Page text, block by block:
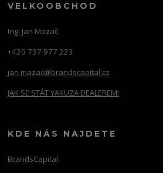
VELKOOBCHOD
Ing. Jan Mazač
+420 737 977 223
jan.mazac@brandscapital.cz
JAK SE STÁT YAKUZA DEALEREM!
KDE NÁS NAJDETE
BrandsCapital